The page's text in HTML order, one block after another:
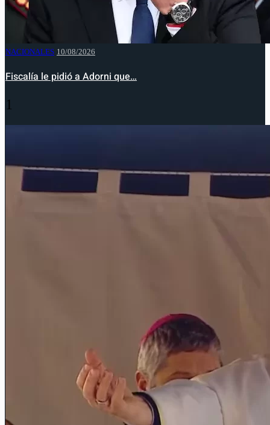
NACIONALES 10/08/2026
Fiscalía le pidió a Adorni que…
1